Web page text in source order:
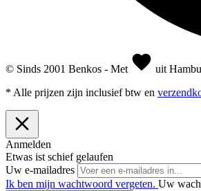
© Sinds 2001 Benkos - Met
uit
* Alle prijzen zijn inclusief btw en
Anmelden
Etwas ist schief gelaufen
Uw e-mailadres
Ik ben mijn wachtwoord vergeten. Uw